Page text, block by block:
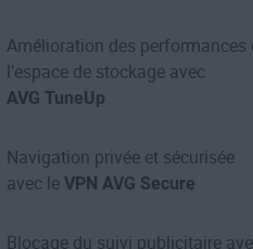
Amélioration des performances
l’espace de stockage avec
AVG TuneUp
Navigation privée et sécurisée
avec le VPN AVG Secure
Blocage du suivi publicitaire